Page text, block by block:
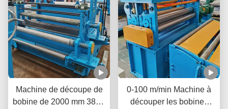
Machine de découpe de
bobine de 2000 mm 380V
0-100 m/min Machine à
découper les bobines